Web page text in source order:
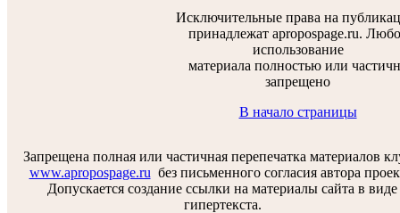
Исключительные права на
принадлежат apropospage.ru.
использование
материала полностью или
запрещено
В начало страницы
Запрещена полная или частичная перепечатка материалов
www.apropospage.ru без письменного согласия автора
Допускается создание ссылки на материалы сайта в виде
гипертекста.